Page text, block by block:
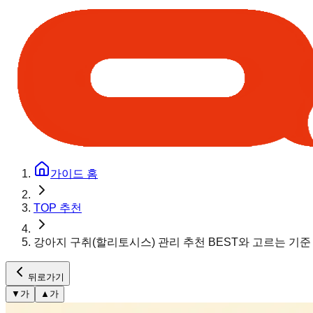
가이드 홈
TOP 추천
강아지 구취(할리토시스) 관리 추천 BEST와 고르는 기
뒤로가기
▼ 가 ▲ 가